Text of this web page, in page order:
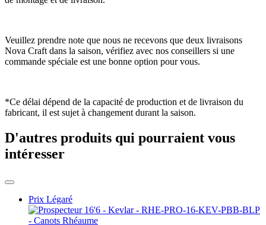
Veuillez prendre note que nous ne recevons que deux livraisons
Nova Craft dans la saison, vérifiez avec nos conseillers si une
commande spéciale est une bonne option pour vous.
*Ce délai dépend de la capacité de production et de livraison du
fabricant, il est sujet à changement durant la saison.
D'autres produits qui pourraient vous
intéresser
Prix Légaré